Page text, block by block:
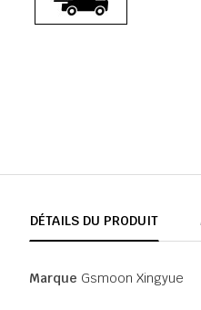
DÉTAILS DU PRODUIT
Marque Gsmoon Xingyue